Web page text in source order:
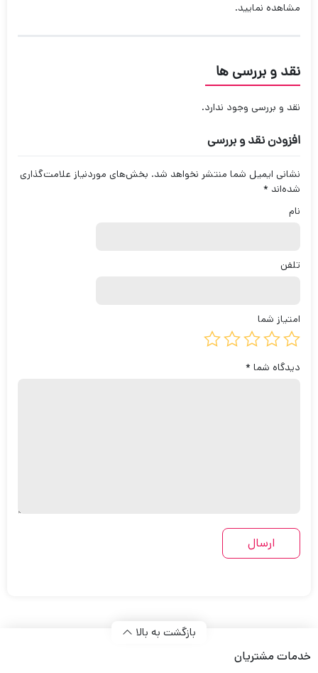
مشاهده نمایید.
نقد و بررسی ها
نقد و بررسی وجود ندارد.
افزودن نقد و بررسی
نشانی ایمیل شما منتشر نخواهد شد. بخش‌های موردنیاز علامت‌گذاری
شده‌اند *
نام
تلفن
امتیاز شما
دیدگاه شما *
بازگشت به بالا
خدمات مشتریان